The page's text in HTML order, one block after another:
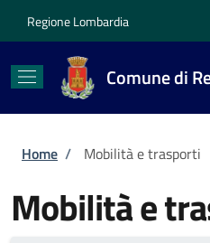
Regione Lombardia
Comune di
Briciole di pane
Home / Mobilità e trasporti
Mobilità e